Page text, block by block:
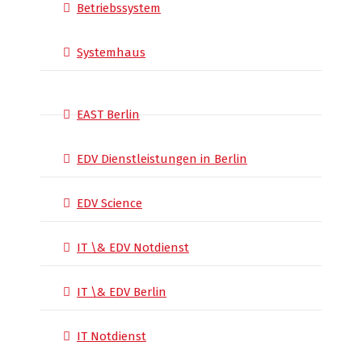
Betriebssystem
Systemhaus
EAST Berlin
EDV Dienstleistungen in Berlin
EDV Science
IT \& EDV Notdienst
IT \& EDV Berlin
IT Notdienst